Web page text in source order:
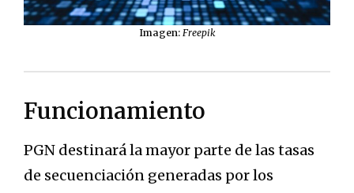
Imagen: Freepik
Funcionamiento
PGN destinará la mayor parte de las tasas
de secuenciación generadas por los